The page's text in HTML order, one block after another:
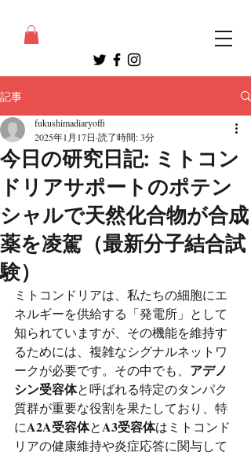
記事
今日の研究日記: ミトコン
ドリアサポートのポテン
シャルで天然化合物が合成
薬を凌駕（最新分子結合試
験）
fukushimadiaryoffi
2025年1月17日 読了時間: 3分
ミトコンドリアは、私たちの細胞にエ
ネルギーを供給する「発電所」として
知られていますが、その機能を維持す
るためには、複雑なシグナルネットワ
ークが必要です。その中でも、 アデノ
シン受容体と呼ばれる特定のタンパク
質群が重要な役割を果たしており、特
にA2A受容体とA3受容体はミトコンド
リアの健康維持や炎症応答に関与して